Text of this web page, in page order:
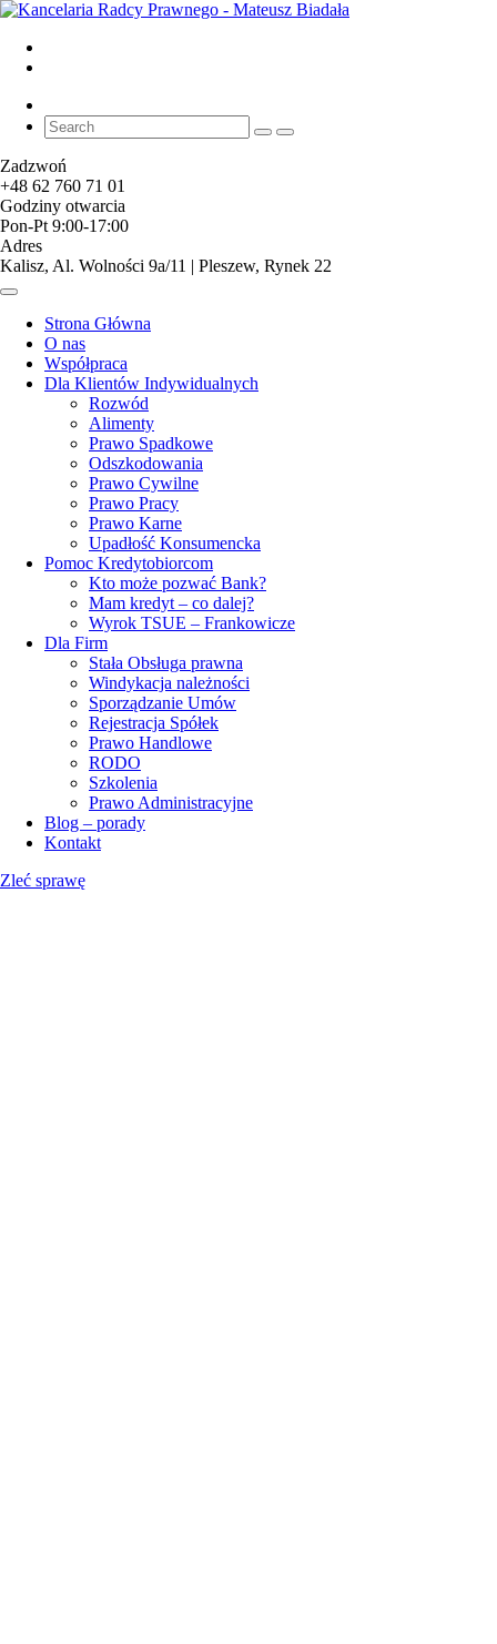
Zadzwoń
+48 62 760 71 01
Godziny otwarcia
Pon-Pt 9:00-17:00
Adres
Kalisz, Al. Wolności 9a/11 | Pleszew, Rynek 22
Strona Główna
O nas
Współpraca
Dla Klientów Indywidualnych
Rozwód
Alimenty
Prawo Spadkowe
Odszkodowania
Prawo Cywilne
Prawo Pracy
Prawo Karne
Upadłość Konsumencka
Pomoc Kredytobiorcom
Kto może pozwać Bank?
Mam kredyt – co dalej?
Wyrok TSUE – Frankowicze
Dla Firm
Stała Obsługa prawna
Windykacja należności
Sporządzanie Umów
Rejestracja Spółek
Prawo Handlowe
RODO
Szkolenia
Prawo Administracyjne
Blog – porady
Kontakt
Zleć sprawę